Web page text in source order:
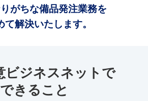
がちな備品発注業務を
て解決いたします。
ビジネスネットで
できること